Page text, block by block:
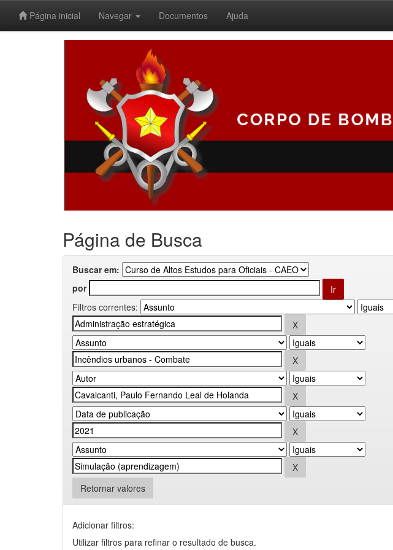
Página inicial Navegar Documentos Ajuda
Página de Busca
Buscar em:
por
Filtros correntes:
Retornar valores
Adicionar filtros:
Utilizar filtros para refinar o resultado de busca.